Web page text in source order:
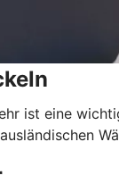
ist eine